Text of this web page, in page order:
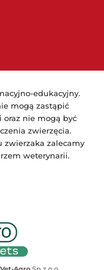
edukacyjny.
mogą zastąpić
nie mogą być
zwierzęcia.
zwierzaka zalecamy
weterynarii.